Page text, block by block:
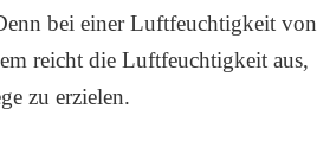
bei einer Luftfeuchtigkeit von
reicht die Luftfeuchtigkeit aus,
zu erzielen.